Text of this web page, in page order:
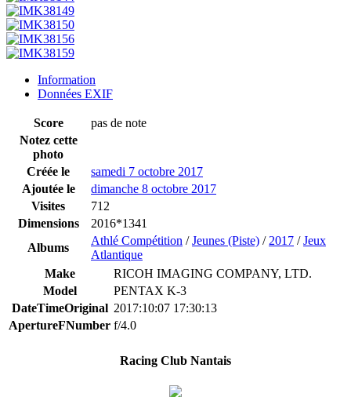
Information
Données EXIF
Score
pas de note
Notez cette
photo
Créée le
samedi 7 octobre 2017
Ajoutée le
dimanche 8 octobre 2017
Visites
712
Dimensions
2016*1341
Albums
Athlé Compétition /Jeunes (Piste) / 2017 /Jeux
Atlantique
Make
RICOH IMAGING COMPANY, LTD.
Model
PENTAX K-3
DateTimeOriginal 2017:10:07 17:30:13
ApertureFNumber f/4.0
Racing Club Nantais